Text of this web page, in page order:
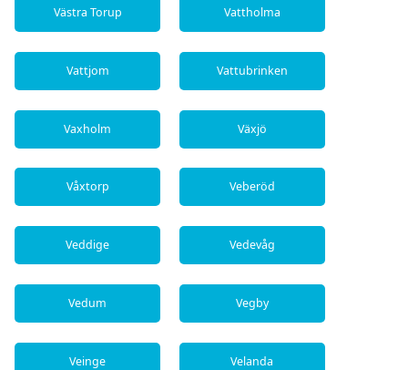
Västra Torup Vattholma
Vattjom Vattubrinken
Vaxholm Växjö
Våxtorp Veberöd
Veddige Vedevåg
Vedum Vegby
Veinge Velanda